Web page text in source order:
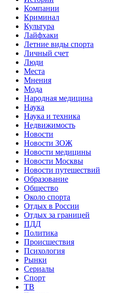
Компании
Криминал
Культура
Лайфхаки
Летние виды спорта
Личный счет
Люди
Места
Мнения
Мода
Народная медицина
Наука
Наука и техника
Недвижимость
Новости
Новости ЗОЖ
Новости медицины
Новости Москвы
Новости путешествий
Образование
Общество
Около спорта
Отдых в России
Отдых за границей
ПДД
Политика
Происшествия
Психология
Рынки
Сериалы
Спорт
ТВ